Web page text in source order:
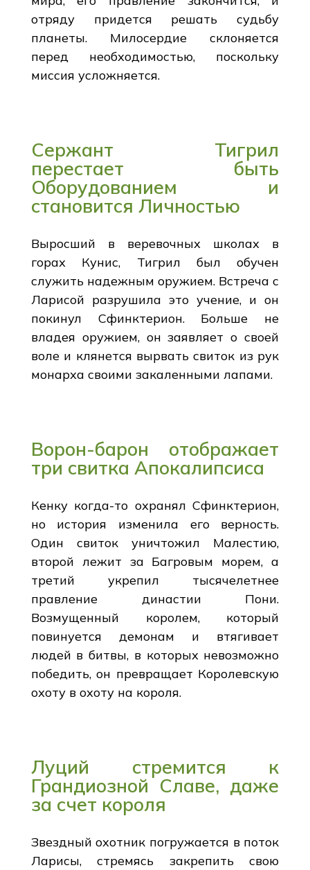
отряду придется решать судьбу
планеты. Милосердие склоняется
перед необходимостью, поскольку
миссия усложняется.
Сержант Тигрил
перестает быть
Оборудованием и
становится Личностью
Выросший в веревочных школах в
горах Кунис, Тигрил был обучен
служить надежным оружием. Встреча с
Ларисой разрушила это учение, и он
покинул Сфинктерион. Больше не
владея оружием, он заявляет о своей
воле и клянется вырвать свиток из рук
монарха своими закаленными лапами.
Ворон-барон отображает
три свитка Апокалипсиса
Кенку когда-то охранял Сфинктерион,
но история изменила его верность.
Один свиток уничтожил Малестию,
второй лежит за Багровым морем, а
третий укрепил тысячелетнее
правление династии Пони.
Возмущенный королем, который
повинуется демонам и втягивает
людей в битвы, в которых невозможно
победить, он превращает Королевскую
охоту в охоту на короля.
Луций стремится к
Грандиозной Славе, даже
за счет короля
Звездный охотник погружается в поток
Ларисы, стремясь закрепить свою